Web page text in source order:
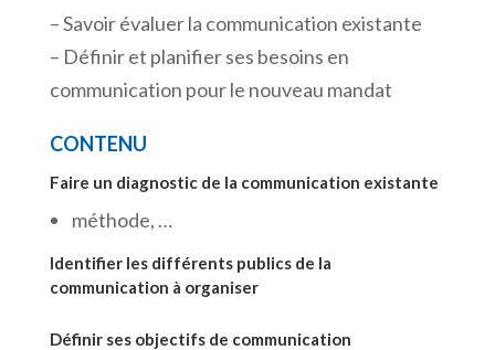
– Savoir évaluer la communication existante
– Définir et planifier ses besoins en
communication pour le nouveau mandat
CONTENU
Faire un diagnostic de la communication existante
méthode, …
Identifier les différents publics de la
communication à organiser
Définir ses objectifs de communication